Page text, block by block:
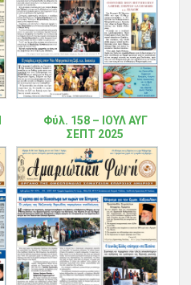
Φύλ. 158 – ΙΟΥΛ ΑΥΓ
ΣΕΠΤ 2025